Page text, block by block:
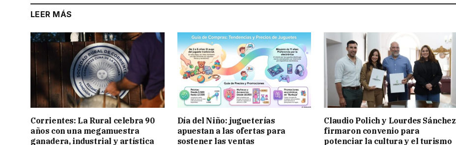
LEER MÁS
Corrientes: La Rural celebra 90
años con una megamuestra
ganadera, industrial y artística
Día del Niño: jugueterías
apuestan a las ofertas para
sostener las ventas
Claudio Polich y Lourdes Sánchez
firmaron convenio para
potenciar la cultura y el turismo